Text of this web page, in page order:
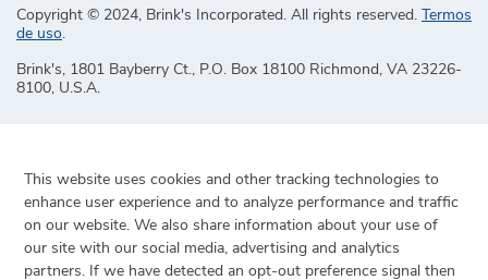
Copyright © 2024, Brink's Incorporated. All rights reserved.
Termos
de uso.
Brink's, 1801 Bayberry Ct., P.O. Box 18100 Richmond, VA 23226-
8100, U.S.A.
This website uses cookies and other tracking technologies to
enhance user experience and to analyze performance and traffic
on our website. We also share information about your use of
our site with our social media, advertising and analytics
partners. If we have detected an opt-out preference signal then